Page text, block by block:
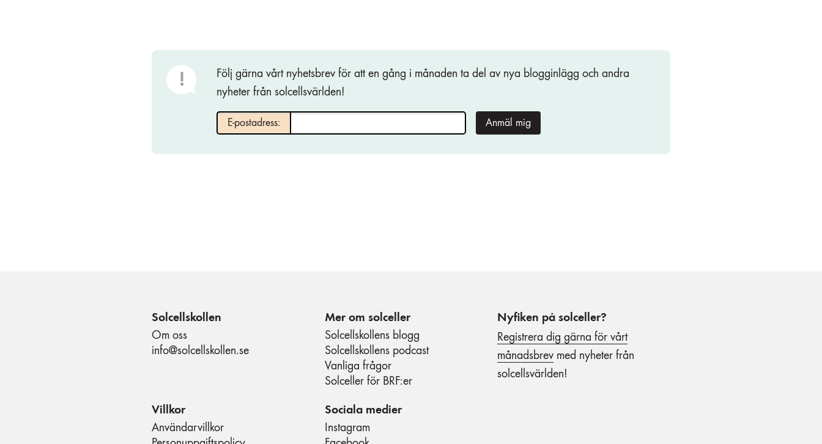
Följ gärna vårt nyhetsbrev för att en gång i månaden ta del av nya blogginlägg och andra
nyheter från solcellsvärlden!
E-postadress: Anmäl mig
Solcellskollen
Om oss
info@solcellskollen.se
Mer om solceller
Solcellskollens blogg
Solcellskollens podcast
Vanliga frågor
Solceller för BRF:er
Nyfiken på solceller?
Registrera dig gärna för vårt
månadsbrev med nyheter från
solcellsvärlden!
Villkor
Användarvillkor
Sociala medier
Instagram